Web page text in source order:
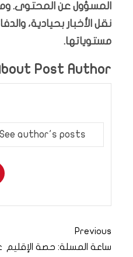
المسؤول عن المحتوى.
نقل الأخبار بحيادية،
مستوياتها.
Post Author
See author's posts
Previous
ساعة المسلة: حصة الإقليم